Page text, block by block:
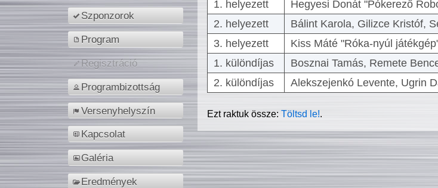
Szponzorok
Program
Regisztráció
Programbizottság
Versenyhelyszín
Kapcsolat
Galéria
Eredmények
1. helyezett
Hegyesi Donát "Pókerező
2. helyezett
Bálint Karola, Gilizce Kristóf,
3. helyezett
Kiss Máté "Róka-nyúl
1. különdíjas
Bosznai Tamás, Remete
2. különdíjas
Alekszejenkó Levente, Ugrin
Ezt raktuk össze:Töltsd le!.